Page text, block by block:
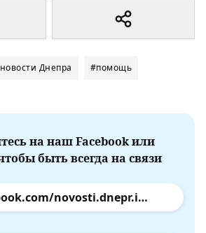
Днепра #помощь
на наш Facebook или
быть всегда на связи
facebook.com/novosti.dnepr.info